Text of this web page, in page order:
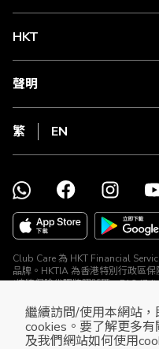
繼續訪問/使用本網站
cookies。要了解更多
及我們網站如何使用
HKT
聲明
繁 EN
Club Care 為 HKT Financial
品牌。HKTIA 為香港特別行政區
(持牌保險代理牌照號碼：
(「The Club」) 、The Club
電訊集團所有其他公司 (HKTIA除
險合約或進行其他受規管活動 (定